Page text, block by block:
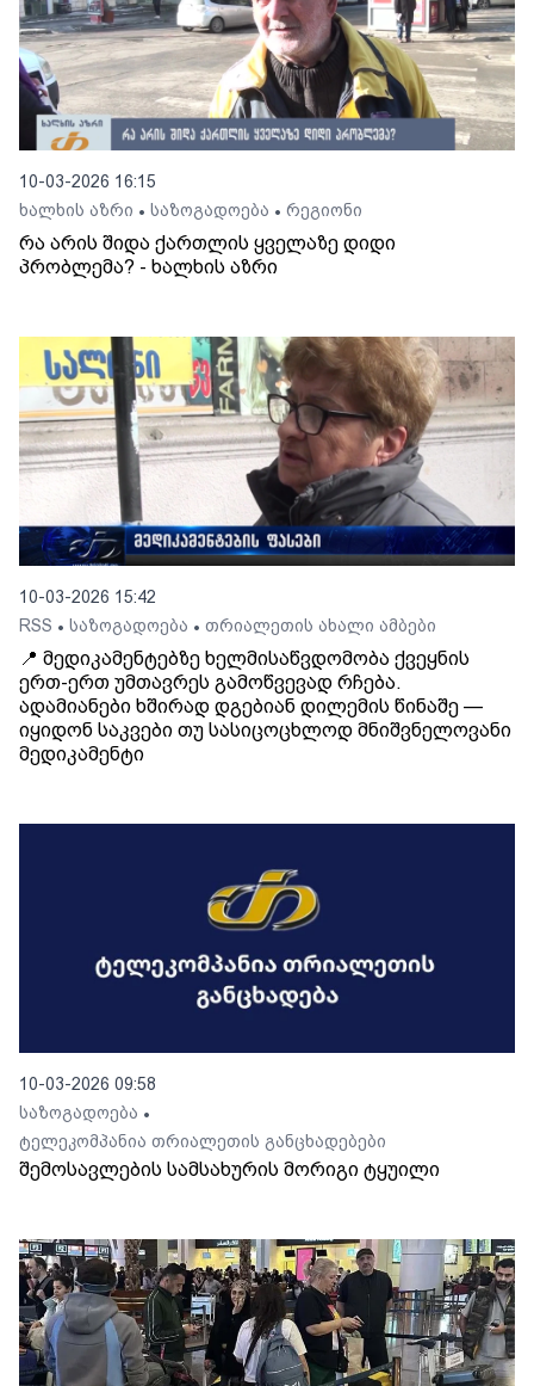
10-03-2026 16:15
ხალხის აზრი • საზოგადოება • რეგიონი
რა არის შიდა ქართლის ყველაზე დიდი
პრობლემა? - ხალხის აზრი
10-03-2026 15:42
RSS • საზოგადოება • თრიალეთის ახალი ამბები
📍 მედიკამენტებზე ხელმისაწვდომობა ქვეყნის
ერთ-ერთ უმთავრეს გამოწვევად რჩება.
ადამიანები ხშირად დგებიან დილემის წინაშე —
იყიდონ საკვები თუ სასიცოცხლოდ მნიშვნელოვანი
მედიკამენტი
10-03-2026 09:58
საზოგადოება •
ტელეკომპანია თრიალეთის განცხადებები
შემოსავლების სამსახურის მორიგი ტყუილი